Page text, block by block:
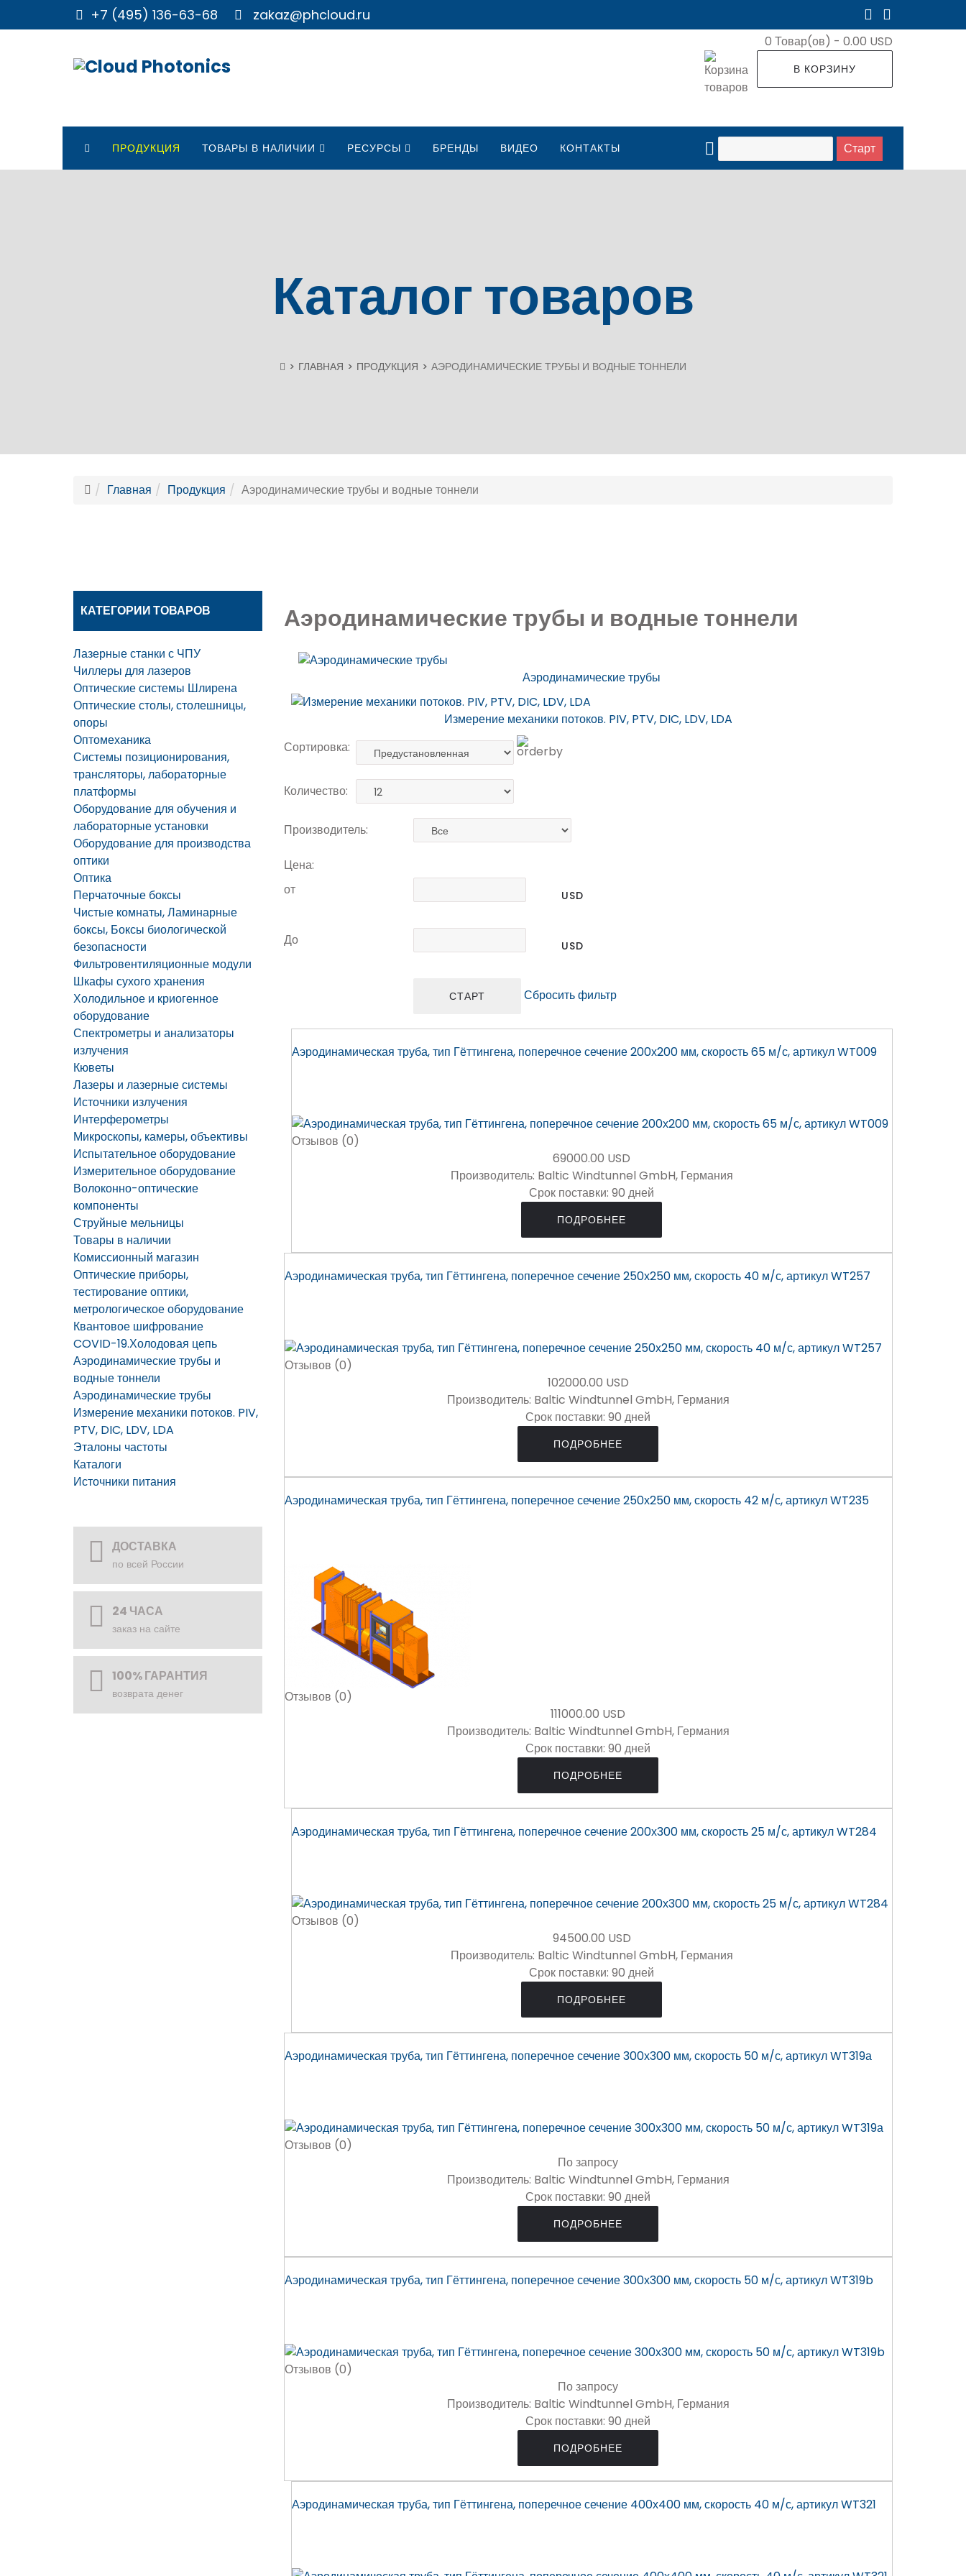
+7 (495) 136-63-68 zakaz@phcloud.ru
0 Товар(ов) - 0.00 USD
В КОРЗИНУ
ПРОДУКЦИЯ ТОВАРЫ В НАЛИЧИИ РЕСУРСЫ БРЕНДЫ ВИДЕО КОНТАКТЫ
Каталог товаров
ГЛАВНАЯ ПРОДУКЦИЯ АЭРОДИНАМИЧЕСКИЕ ТРУБЫ И ВОДНЫЕ ТОННЕЛИ
Главная Продукция Аэродинамические трубы и водные тоннели
КАТЕГОРИИ ТОВАРОВ
Лазерные станки с ЧПУ
Чиллеры для лазеров
Оптические системы Шлирена
Оптические столы, столешницы,
опоры
Оптомеханика
Системы позиционирования,
трансляторы, лабораторные
платформы
Оборудование для обучения и
лабораторные установки
Оборудование для производства
оптики
Оптика
Перчаточные боксы
Чистые комнаты, Ламинарные
боксы, Боксы биологической
безопасности
Фильтровентиляционные модули
Шкафы сухого хранения
Холодильное и криогенное
оборудование
Спектрометры и анализаторы
излучения
Кюветы
Лазеры и лазерные системы
Источники излучения
Интерферометры
Микроскопы, камеры, объективы
Испытательное оборудование
Измерительное оборудование
Волоконно-оптические
компоненты
Струйные мельницы
Товары в наличии
Комиссионный магазин
Оптические приборы,
тестирование оптики,
метрологическое оборудование
Квантовое шифрование
COVID-19.Холодовая цепь
Аэродинамические трубы и
водные тоннели
Аэродинамические трубы
Измерение механики потоков. PIV,
PTV, DIC, LDV, LDA
Эталоны частоты
Каталоги
Источники питания
ДОСТАВКА
по всей России
24 ЧАСА
заказ на сайте
100% ГАРАНТИЯ
возврата денег
Аэродинамические трубы и водные тоннели
Аэродинамические трубы
Измерение механики потоков. PIV, PTV, DIC, LDV, LDA
Сортировка:
Количество:
Производитель:
Цена:
от
USD
До USD
Сбросить фильтр
Аэродинамическая труба, тип Гёттингена, поперечное сечение 200х200 мм, скорость 65 м/с, артикул WT009
Отзывов (0)
69000.00 USD
Производитель: Baltic Windtunnel GmbH, Германия
Срок поставки:90 дней
ПОДРОБНЕЕ
Аэродинамическая труба, тип Гёттингена, поперечное сечение 250х250 мм, скорость 40 м/с, артикул WT257
Отзывов (0)
102000.00 USD
Производитель: Baltic Windtunnel GmbH, Германия
Срок поставки:90 дней
ПОДРОБНЕЕ
Аэродинамическая труба, тип Гёттингена, поперечное сечение 250х250 мм, скорость 42 м/с, артикул WT235
Отзывов (0)
111000.00 USD
Производитель: Baltic Windtunnel GmbH, Германия
Срок поставки:90 дней
ПОДРОБНЕЕ
Аэродинамическая труба, тип Гёттингена, поперечное сечение 200х300 мм, скорость 25 м/с, артикул WT284
Отзывов (0)
94500.00 USD
Производитель: Baltic Windtunnel GmbH, Германия
Срок поставки:90 дней
ПОДРОБНЕЕ
Аэродинамическая труба, тип Гёттингена, поперечное сечение 300х300 мм, скорость 50 м/с, артикул WT319а
Отзывов (0)
По запросу
Производитель: Baltic Windtunnel GmbH, Германия
Срок поставки:90 дней
ПОДРОБНЕЕ
Аэродинамическая труба, тип Гёттингена, поперечное сечение 300х300 мм, скорость 50 м/с, артикул WT319b
Отзывов (0)
По запросу
Производитель: Baltic Windtunnel GmbH, Германия
Срок поставки:90 дней
ПОДРОБНЕЕ
Аэродинамическая труба, тип Гёттингена, поперечное сечение 400х400 мм, скорость 40 м/с, артикул WT321